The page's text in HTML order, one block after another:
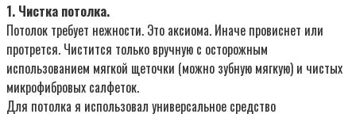
1. Чистка потолка.
Потолок требует нежности. Это аксиома. Иначе провиснет или
протрется. Чистится только вручную с осторожным
использованием мягкой щеточки (можно зубную мягкую) и чистых
микрофибровых салфеток.
Для потолка я использовал универсальное средство